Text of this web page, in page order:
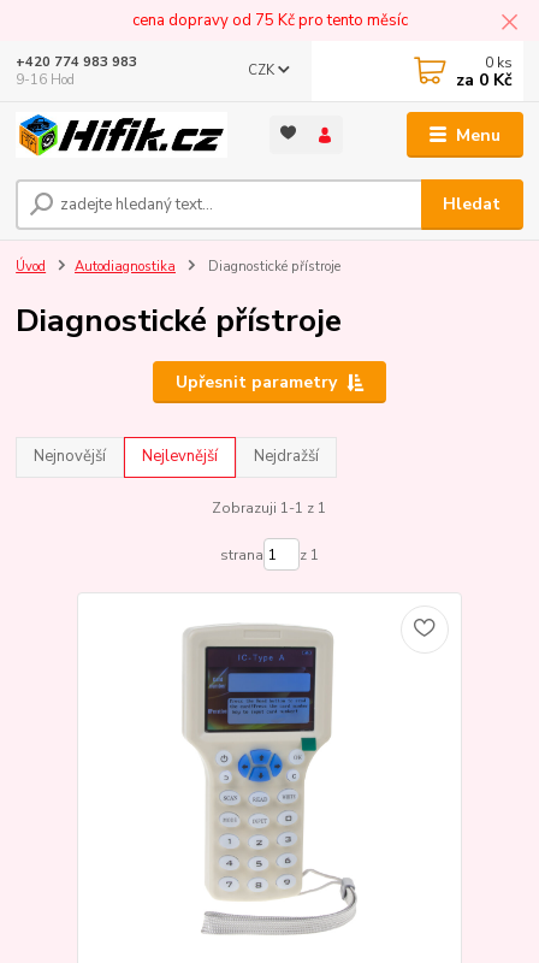
cena dopravy od 75 Kč pro tento měsíc
Menu
CZK
Hledat
+420 774 983 983
9-16 Hod
0 ks
za 0 Kč
Úvod Autodiagnostika Diagnostické přístroje
Diagnostické přístroje
Upřesnit parametry
Nejnovější Nejlevnější Nejdražší
Zobrazuji 1-1 z 1
strana z 1